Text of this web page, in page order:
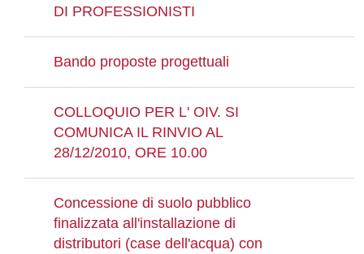
DI PROFESSIONISTI
Bando proposte progettuali
COLLOQUIO PER L' OIV. SI
COMUNICA IL RINVIO AL
28/12/2010, ORE 10.00
Concessione di suolo pubblico
finalizzata all'installazione di
distributori (case dell'acqua) con